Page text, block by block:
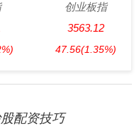
创业板指
3563.12
47.56(1.35%)
配资技巧